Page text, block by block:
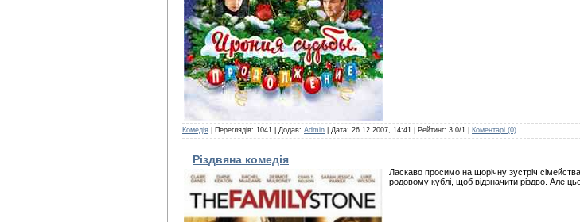
Комедія | Переглядів: 1041 | Додав: Admin | Дата: 26.12.2007, 14:41 | Рейтинг: 3.0/1 | Коментарі (0)
Різдвяна комедія
Ласкаво просимо на щорічну зустріч
родовому кублі, щоб відзначити різдво. Але